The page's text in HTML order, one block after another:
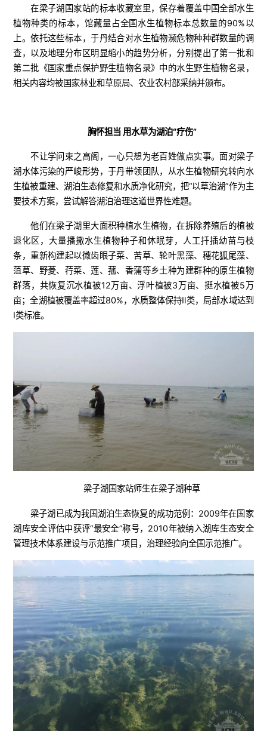
在梁子湖国家站的标本收藏室里，保存着覆盖中国全部水生
植物种类的标本，馆藏量占全国水生植物标本总数量的90%以
上。依托这些标本，于丹结合对水生植物濒危物种种群数量的调
查，以及地理分布区明显缩小的趋势分析，分别提出了第一批和
第二批《国家重点保护野生植物名录》中的水生野生植物名录，
相关内容均被国家林业和草原局、农业农村部采纳并颁布。
胸怀担当 用水草为湖泊“疗伤”
不让学问束之高阁，一心只想为老百姓做点实事。面对梁子
湖水体污染的严峻形势，于丹带领团队，从水生植物研究转向水
生植被重建、湖泊生态修复和水质净化研究，把“以草治湖”作为主
要技术方案，尝试解答湖泊治理这道世界性难题。
他们在梁子湖里大面积种植水生植物，在拆除养殖后的植被
退化区，大量播撒水生植物种子和休眠芽，人工扦插幼苗与枝
条，重新构建起以微齿眼子菜、苦草、轮叶黑藻、穗花狐尾藻、
菹草、野菱、荇菜、莲、菰、香蒲等乡土种为建群种的原生植物
群落，共恢复沉水植被12万亩、浮叶植被3万亩、挺水植被5万
亩；全湖植被覆盖率超过80%，水质整体保持Ⅱ类，局部水域达到
Ⅰ类标准。
梁子湖国家站师生在梁子湖种草
梁子湖已成为我国湖泊生态恢复的成功范例：2009年在国家
湖库安全评估中获评“最安全”称号，2010年被纳入湖库生态安全
管理技术体系建设与示范推广项目，治理经验向全国示范推广。